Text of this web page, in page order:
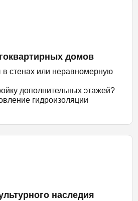
домов
стенах или неравномерную
дополнительных этажей?
гидроизоляции
наследия